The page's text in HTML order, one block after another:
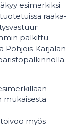
esimerkiksi
raaka-
palkittu
Pohjois-Karjalan
mukaisesta
myös